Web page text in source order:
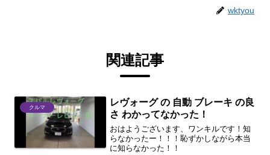
wktyou
関連記事
クルマ
レヴォーグ の 自動 ブレーキ の良
さ わかってなかった！
おはようございます、ワンキルです！知
らなかったー！！！恥ずかしながら本当
に知らなかった！！